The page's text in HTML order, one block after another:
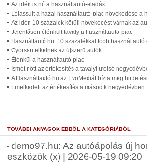
Az idén is nő a használtautó-eladás
Lelassult a hazai használtautó-piac növekedése a
Az idén 10 százalék körüli növekedést várnak az
Jelentősen élénkült tavaly a használtautó-piac
Használtautó.hu: 10 százalékkal több
Gyorsan elkelnek az újszerű autók
Élénkül a használtautó-piac
Ismét nőtt az értékesítés a tavalyi utolsó
A Használtautó.hu az EvoMediát bízta meg
Emelkedett az értékesítés a második negyedévben
TOVÁBBI ANYAGOK EBBŐL A KATEGÓRIÁBÓL
demo97.hu: Az autóápolás új
eszközök (x) | 2026-05-19 09:20